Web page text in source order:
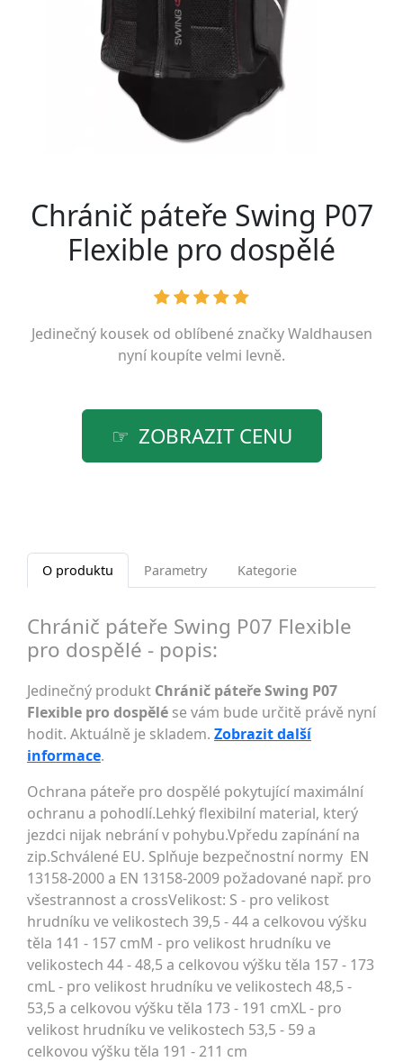
Chránič páteře Swing P07
Flexible pro dospělé
Jedinečný kousek od oblíbené značkyWaldhausen
nyní koupíte velmi levně.
ZOBRAZIT CENU
O produktu Parametry Kategorie
Chránič páteře Swing P07 Flexible
pro dospělé - popis:
Jedinečný produkt Chránič páteře Swing P07
Flexible pro dospělé se vám bude určitě právě nyní
hodit. Aktuálně je skladem. Zobrazit další
informace.
Ochrana páteře pro dospělé pokytující maximální
ochranu a pohodlí.Lehký flexibilní material, který
jezdci nijak nebrání v pohybu.Vpředu zapínání na
zip.Schválené EU. Splňuje bezpečnostní normy EN
13158-2000 a EN 13158-2009 požadované např. pro
všestrannost a crossVelikost: S - pro velikost
hrudníku ve velikostech 39,5 - 44 a celkovou výšku
těla 141 - 157 cmM - pro velikost hrudníku ve
velikostech 44 - 48,5 a celkovou výšku těla 157 - 173
cmL - pro velikost hrudníku ve velikostech 48,5 -
53,5 a celkovou výšku těla 173 - 191 cmXL - pro
velikost hrudníku ve velikostech 53,5 - 59 a
celkovou výšku těla 191 - 211 cm